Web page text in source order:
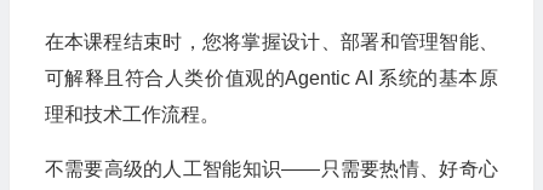
在本课程结束时，您将掌握设计、部署和管理智能、
可解释且符合人类价值观的Agentic AI 系统的基本原
理和技术工作流程。
不需要高级的人工智能知识——只需要热情、好奇心